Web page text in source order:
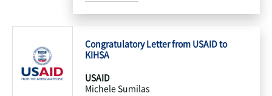
Congratulatory Letter from USAID to
KIHSA
USAID
Michele Sumilas